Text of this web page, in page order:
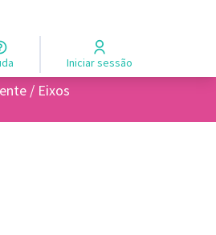
Iniciar sessão
/ Eixos